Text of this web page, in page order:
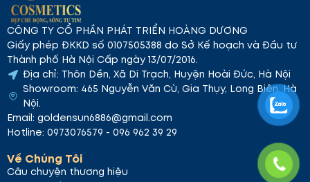
Thành phần chất lượng
Sản phẩm an toàn, không gây kích ứng cho mắt với
CÔNG TY CỔ PHẦN PHÁT TRIỂN HOÀNG DƯƠNG
Giấy phép ĐKKD số 0107505388 do Sở Kế hoạch và Đầu tư
Thành phố Hà Nội Cấp ngày 13/07/2016.
Địa chỉ: Thôn Dền, Xã Di Trạch, Huyện Hoài Đức, Hà Nội
Showroom: 465 Nguyễn Văn Cừ, Gia Thụy, Long Biên, Hà
Nội.
Email: goldensun6886@gmail.com
Hotline: 0973076579 - 096 962 39 29
Về Chúng Tôi
Câu chuyện thương hiệu